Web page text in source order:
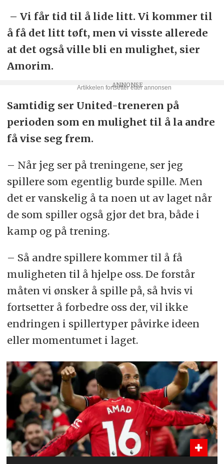
– Vi får tid til å lide litt. Vi kommer til
å få det litt tøft, men vi visste allerede
at det også ville bli en mulighet, sier
Amorim.
Samtidig ser United-treneren på
perioden som en mulighet til å la andre
få vise seg frem.
– Når jeg ser på treningene, ser jeg
spillere som egentlig burde spille. Men
det er vanskelig å ta noen ut av laget når
de som spiller også gjør det bra, både i
kamp og på trening.
– Så andre spillere kommer til å få
muligheten til å hjelpe oss. De forstår
måten vi ønsker å spille på, så hvis vi
fortsetter å forbedre oss der, vil ikke
endringen i spillertyper påvirke ideen
eller momentumet i laget.